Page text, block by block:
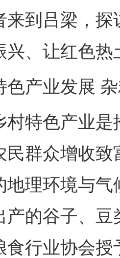
来到吕梁，
兴、让红色
产业发展 杂
色产业是
民群众增收
地理环境与
产的谷子、
行业协会授